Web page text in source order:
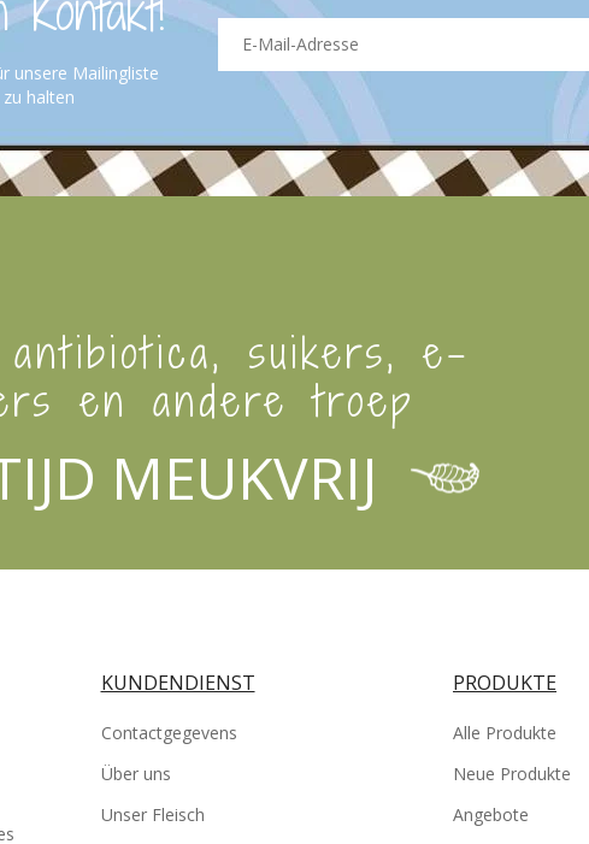
unsere Mailingliste
halten
suikers, e-
en andere troep
MEUKVRIJ
KUNDENDIENST
Contactgegevens
Über uns
Unser Fleisch
PRODUKTE
Alle Produkte
Neue Produkte
Angebote